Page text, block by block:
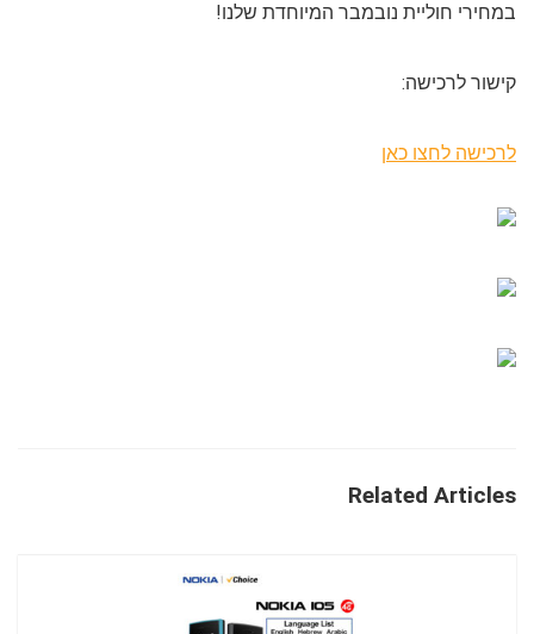
במחירי חוליית נובמבר המיוחדת שלנו!
קישור לרכישה:
לרכישה לחצו כאן
Related Articles